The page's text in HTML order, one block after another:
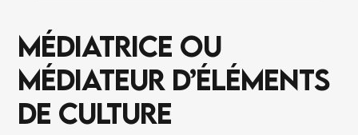
MÉDIATRICE OU
MÉDIATEUR D’ÉLÉMENTS
DE CULTURE